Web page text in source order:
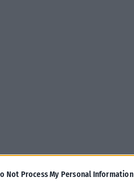
Not Process My Personal Information